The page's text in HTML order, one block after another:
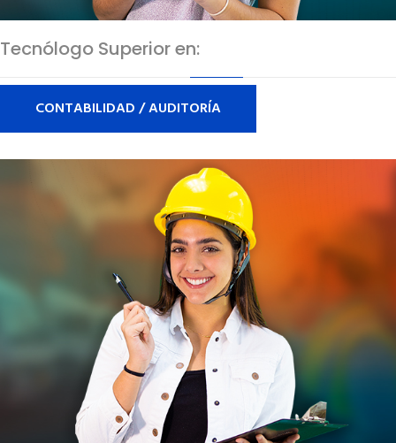
Tecnólogo Superior en:
CONTABILIDAD / AUDITORÍA